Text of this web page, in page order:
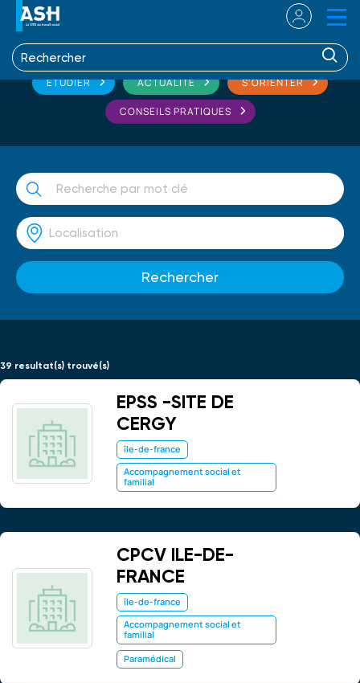
ETUDIER ACTUALITÉ S'ORIENTER
CONSEILS PRATIQUES
39 resultat(s) trouvé(s)
EPSS -SITE DE
CERGY
île-de-france
Accompagnement social et
familial
CPCV ILE-DE-
FRANCE
île-de-france
Accompagnement social et
familial
Paramédical